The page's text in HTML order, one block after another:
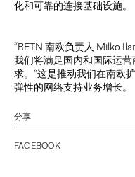
化和可靠的连接基础设施。
“RETN 南欧负责人 Milko
我们将满足国内和国际运
求。“这是推动我们在南欧
弹性的网络支持业务增长。
分享
FACEBOOK